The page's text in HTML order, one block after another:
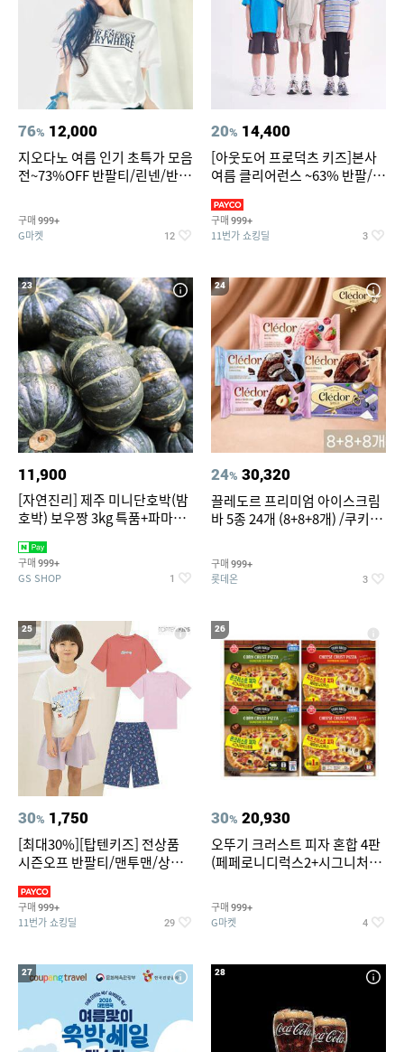
76% 12,000
지오다노 여름 인기 초특가 모음
전~73%OFF 반팔티/린넨/반바
구매 999+
G마켓 12
20% 14,400
[아웃도어 프로덕츠 키즈]본사
여름 클리어런스 ~63% 반팔/반
구매 999+
11번가 쇼킹딜 3
23
11,900
[자연진리] 제주 미니단호박(밤
호박) 보우짱 3kg 특품+파마산
구매 999+
GS SHOP 1
24
24% 30,320
끌레도르 프리미엄 아이스크림
바 5종 24개 (8+8+8개) /쿠키앤
구매 999+
롯데온 3
25
30% 1,750
[최대30%][탑텐키즈] 전상품
시즌오프 반팔티/맨투맨/상하
구매 999+
11번가 쇼킹딜 29
26
30% 20,930
오뚜기 크러스트 피자 혼합 4판
(페페로니디럭스2+시그니처익
구매 999+
G마켓 4
27 28